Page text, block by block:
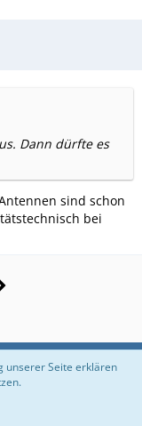
Dann dürfte es
sind schon
bei
unserer Seite erklären